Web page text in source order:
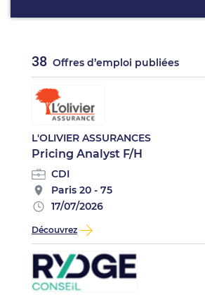
38 Offres d’emploi publiées
L'OLIVIER ASSURANCES
Pricing Analyst F/H
CDI
Paris 20 - 75
17/07/2026
Découvrez